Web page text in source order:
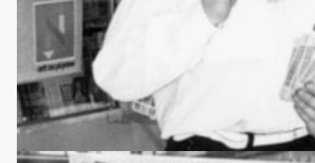
LHL-Lotteriet: Hjertet bak en hel
bevegelse
I mer enn 75 år har LHLs lotteri vært en av de viktigste
drivkreftene bak alt LHL gjør og står for.